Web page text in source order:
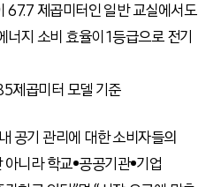
67.7 제곱미터인 일반 교실에서도
지 소비 효율이 1등급으로 전기
제곱미터 모델 기준
공기 관리에 대한 소비자들의
니라 학교•공공기관•기업